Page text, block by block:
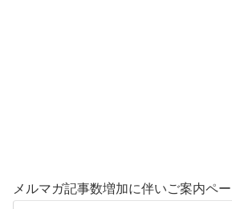
メルマガ記事数増加に伴いご案内ペ